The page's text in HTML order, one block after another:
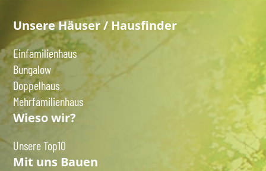
Unsere Häuser / Hausfinder
Einfamilienhaus
Bungalow
Doppelhaus
Mehrfamilienhaus
Wieso wir?
Unsere Top10
Mit uns Bauen